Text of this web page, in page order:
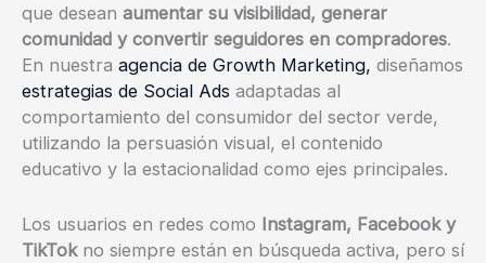
que desean aumentar su visibilidad, generar
comunidad y convertir seguidores en compradores.
En nuestra agencia de Growth Marketing, diseñamos
estrategias de Social Ads adaptadas al
comportamiento del consumidor del sector verde,
utilizando la persuasión visual, el contenido
educativo y la estacionalidad como ejes principales.
Los usuarios en redes como Instagram, Facebook y
TikTokno siempre están en búsqueda activa, pero sí